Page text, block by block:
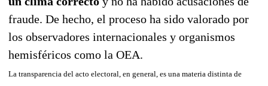
fraude. De hecho, el proceso ha sido valorado por
los observadores internacionales y organismos
hemisféricos como la OEA.
La transparencia del acto electoral, en general, es una materia distinta de